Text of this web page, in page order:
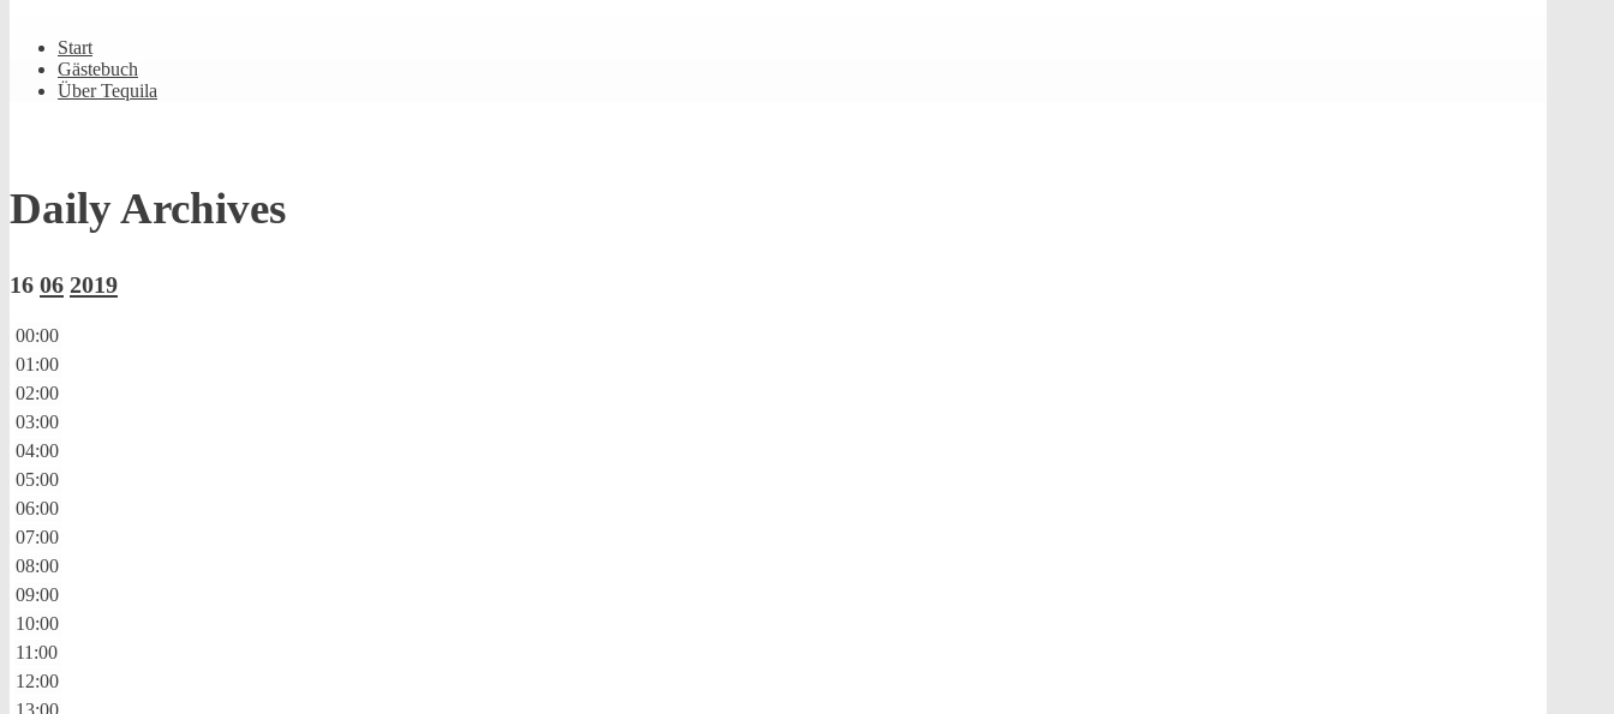
Navigation
Start
Gästebuch
Über Tequila
Daily Archives
16 06 2019
00:00
01:00
02:00
03:00
04:00
05:00
06:00
07:00
08:00
09:00
10:00
11:00
12:00
13:00